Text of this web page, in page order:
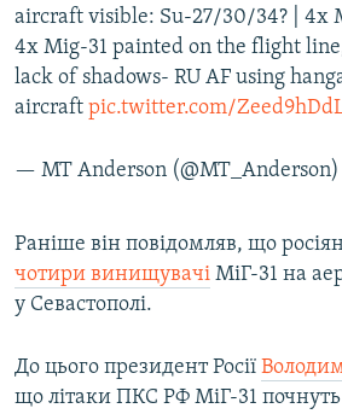
aircraft visible: Su-27/30/34? | 4x
4x Mig-31 painted on the flight
lack of shadows- RU AF using
aircraft pic.twitter.com/
— MT Anderson (@MT_Anderson)
Раніше він повідомляв, що
чотири винищувачі МіГ-31 на
у Севастополі.
До цього президент Росії
що літаки ПКС РФ МіГ-31 почнуть